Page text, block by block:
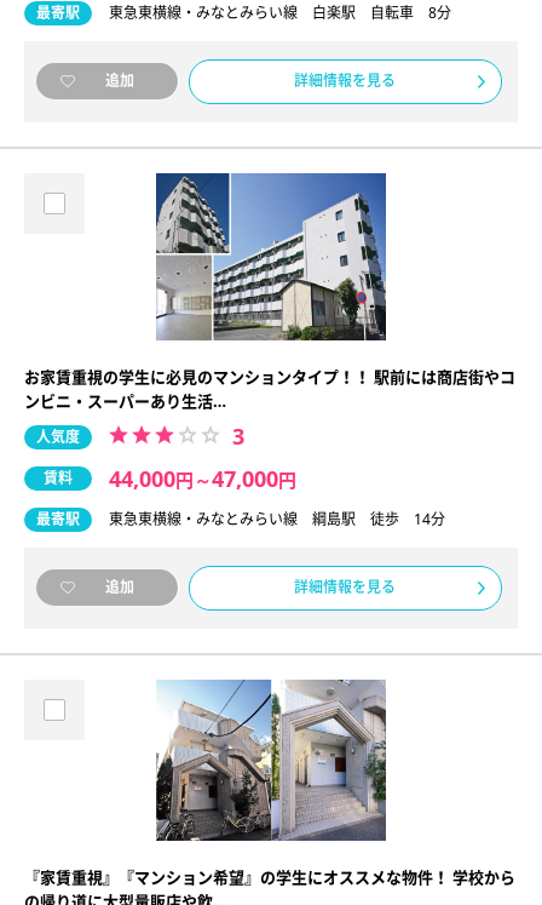
最寄駅 東急東横線・みなとみらい線 白楽駅 自転車 8分
追加 詳細情報を見る
お家賃重視の学生に必見のマンションタイプ！！ 駅前には商店街やコ
ンビニ・スーパーあり生活…
人気度 3
賃料 44,000円 ～47,000円
最寄駅 東急東横線・みなとみらい線 綱島駅 徒歩 14分
追加 詳細情報を見る
『家賃重視』『マンション希望』の学生にオススメな物件！ 学校から